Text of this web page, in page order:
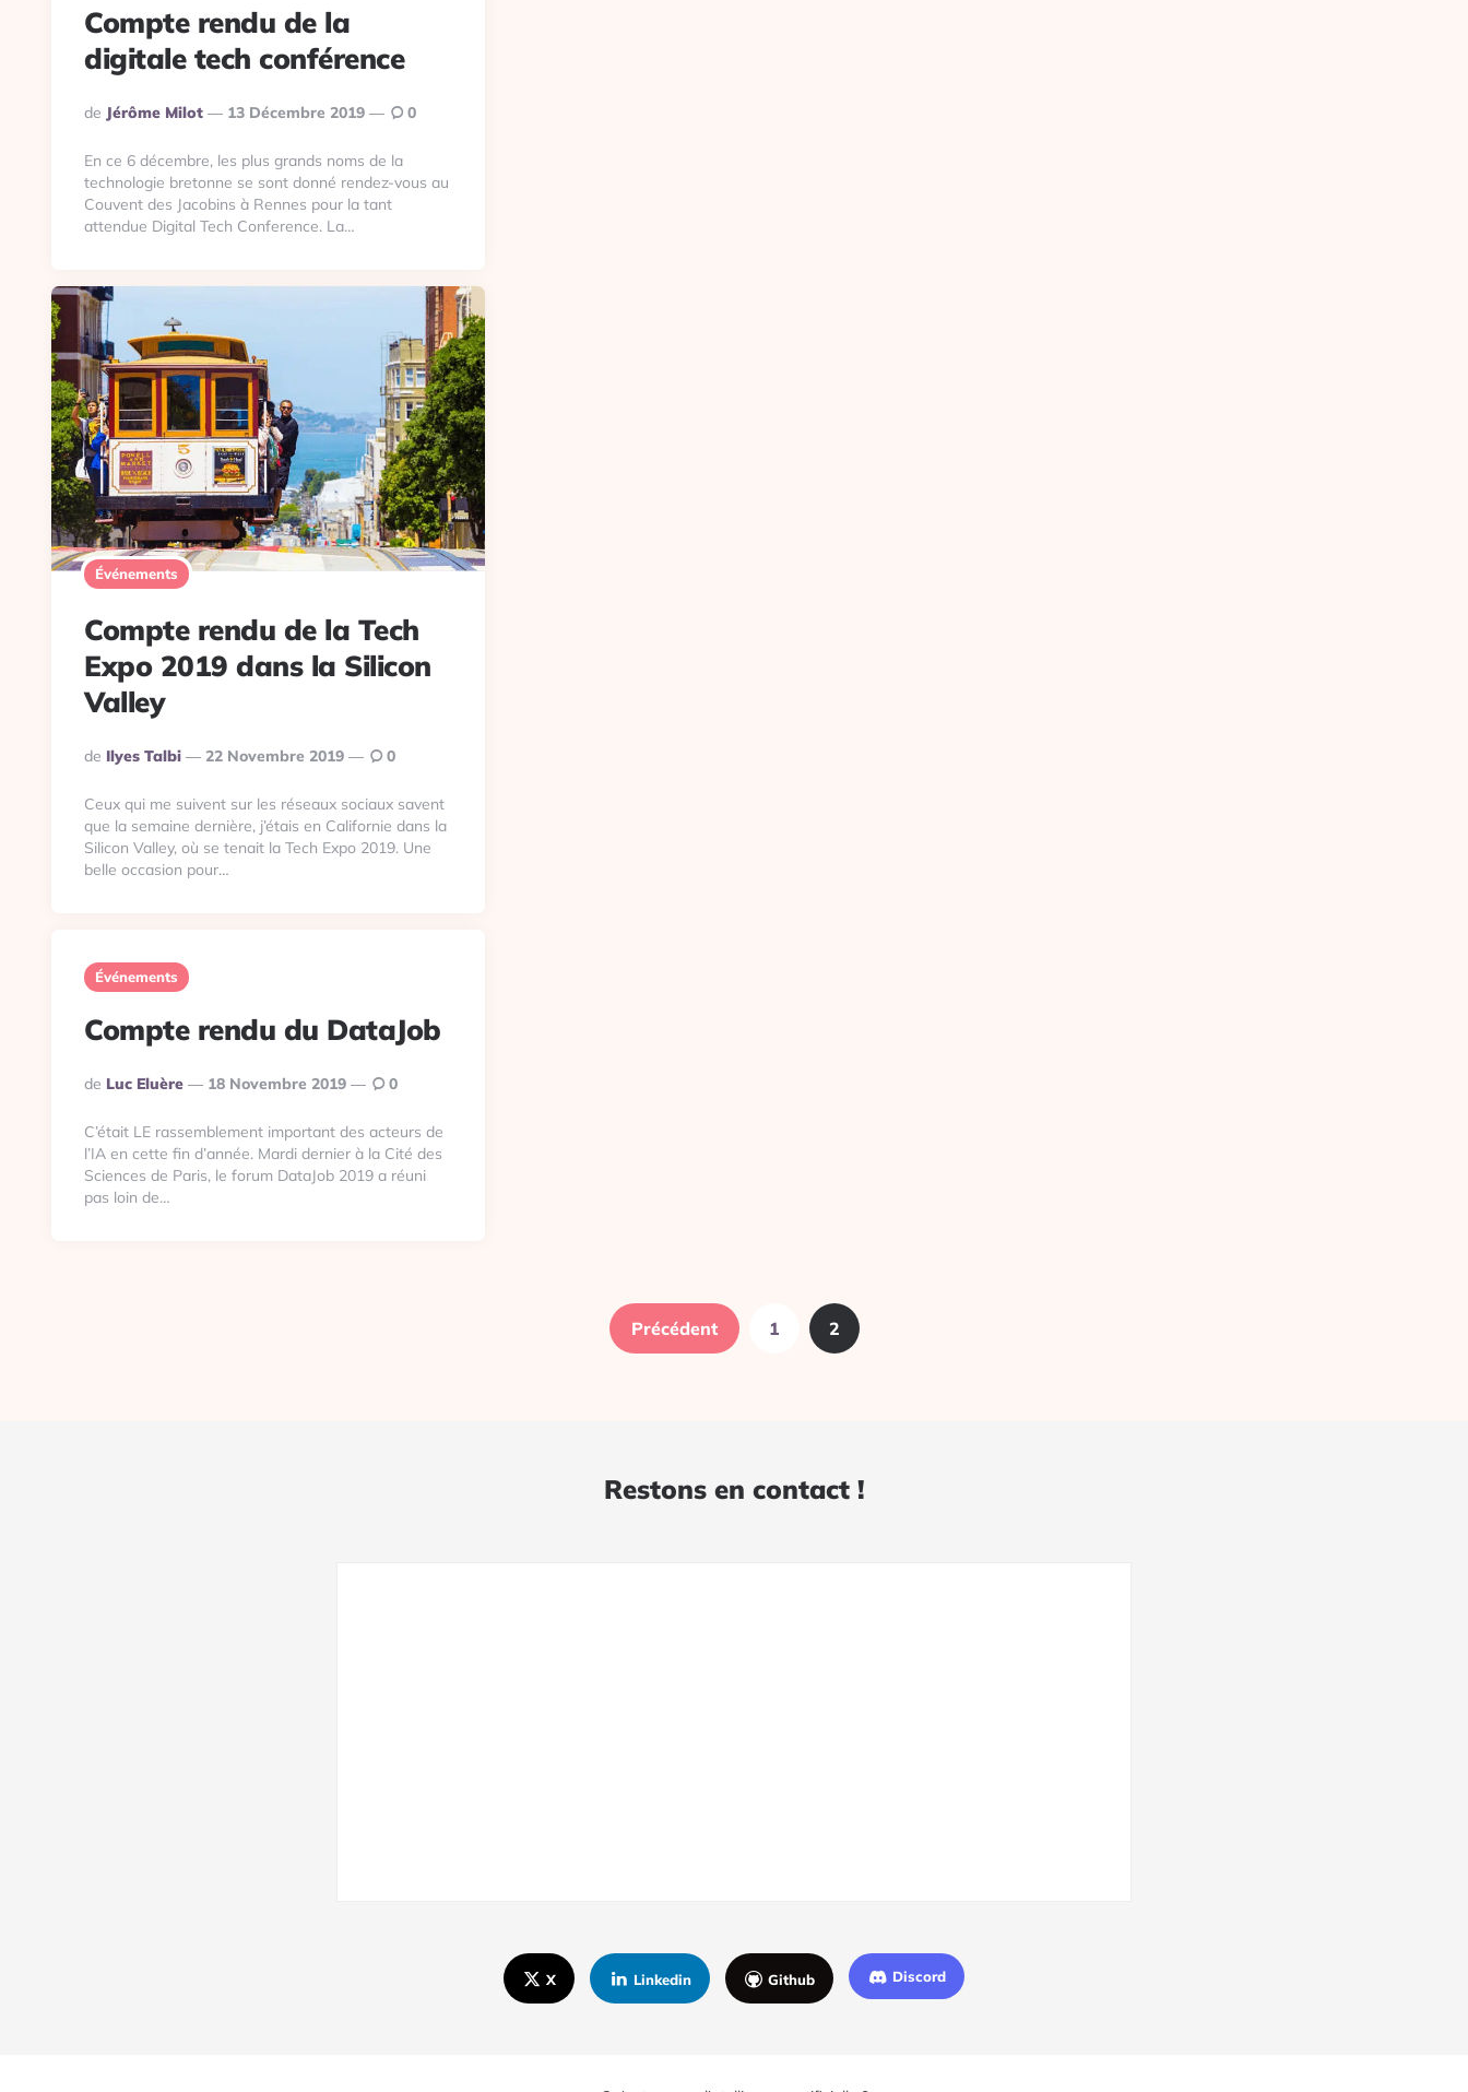
Compte rendu de la
digitale tech conférence
Publié
Par
De Jérôme Milot 13 Décembre 2019 0
En ce 6 décembre, les plus grands noms de la
technologie bretonne se sont donné rendez-vous au
Couvent des Jacobins à Rennes pour la tant
attendue Digital Tech Conference. La…
Événements
Compte rendu de la Tech
Expo 2019 dans la Silicon
Valley
Publié
De Ilyes Talbi 22 Novembre 2019 0
Ceux qui me suivent sur les réseaux sociaux savent
que la semaine dernière, j’étais en Californie dans la
Silicon Valley, où se tenait la Tech Expo 2019. Une
belle occasion pour…
Événements
Compte rendu du DataJob
Publié
De Luc Eluère 18 Novembre 2019 0
C’était LE rassemblement important des acteurs de
l’IA en cette fin d’année. Mardi dernier à la Cité des
Sciences de Paris, le forum DataJob 2019 a réuni
pas loin de…
Précédent 1 2
Restons en contact !
X Linkedin Github Discord